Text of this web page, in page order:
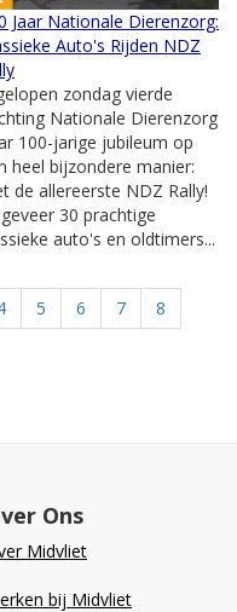
Jaar Nationale Dierenzorg:
Auto's Rijden NDZ
zondag vierde
Nationale Dierenzorg
100-jarige jubileum op
heel bijzondere manier:
de allereerste NDZ Rally!
30 prachtige
auto's en oldtimers...
5 6 7
8
Ons
Midvliet
bij Midvliet